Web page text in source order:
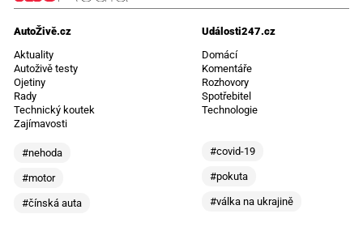
AutoŽivě.cz
Aktuality
Autoživě testy
Ojetiny
Rady
Technický koutek
Zajímavosti
#nehoda
#motor
#čínská auta
Události247.cz
Domácí
Komentáře
Rozhovory
Spotřebitel
Technologie
#covid-19
#pokuta
#válka na ukrajině